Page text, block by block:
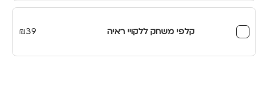
קלפי משחק ללקויי ראיה ₪39